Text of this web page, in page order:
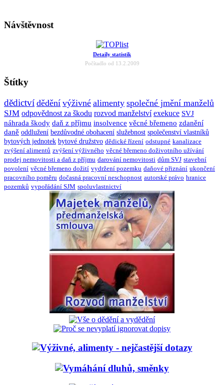
Návštěvnost
Detaily statistik
Počítadlo od 13.2.2009
Štítky
dědictví dědění výživné alimenty společné jmění manželů
SJM odpovědnost za škodu rozvod manželství exekuce SVJ
náhrada škody daň z příjmu insolvence věcné břemeno zdanění
daně oddlužení bezdůvodné obohacení služebnost společenství vlastníků
bytových jednotek bytové družstvo dědické řízení odstupné kanalizace
zvýšení alimentů zvýšení výživného věcné břemeno doživotního užívání
prodej nemovitosti a daň z příjmu darování nemovitosti dům SVJ stavební
povolení věcné břemeno dožití vydržení pozemku daňové přiznání ukončení
pracovního poměru dočasná pracovní neschopnost autorské právo hranice
pozemků vypořádání SJM spoluvlastnictví